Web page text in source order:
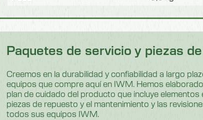
Paquetes de servicio y piezas
Creemos en la durabilidad y confiabilidad a largo
equipos que compre aquí en IWM. Hemos
plan de cuidado del producto que incluye elementos
piezas de repuesto y el mantenimiento y las
todos sus equipos IWM.